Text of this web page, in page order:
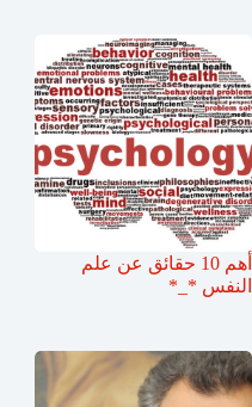
أهم 10 حقائق عن علم
النفس *_*